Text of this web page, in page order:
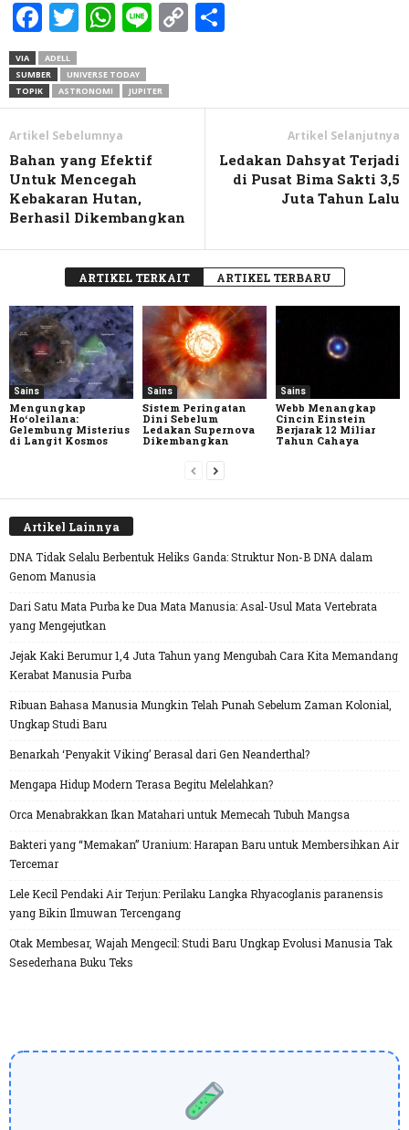
Facebook
Twitter
WhatsApp
LineCopy
VIA
ADELL
SUMBER
UNIVERSE TODAY
TOPIK
ASTRONOMI JUPITER
Artikel Sebelumnya
Bahan yang Efektif
Untuk Mencegah
Kebakaran Hutan,
Berhasil Dikembangkan
Artikel Selanjutnya
Ledakan Dahsyat Terjadi
di Pusat Bima Sakti 3,5
Juta Tahun Lalu
ARTIKEL TERKAIT ARTIKEL TERBARU
Sains
Mengungkap
Hoʻoleilana:
Gelembung Misterius
di Langit Kosmos
Sains
Sistem Peringatan
Dini Sebelum
Ledakan Supernova
Dikembangkan
Sains
Webb Menangkap
Cincin Einstein
Berjarak 12 Miliar
Tahun Cahaya
Artikel Lainnya
DNA Tidak Selalu Berbentuk Heliks Ganda: Struktur Non-B DNA dalam
Genom Manusia
Dari Satu Mata Purba ke Dua Mata Manusia: Asal-Usul Mata Vertebrata
yang Mengejutkan
Jejak Kaki Berumur 1,4 Juta Tahun yang Mengubah Cara Kita Memandang
Kerabat Manusia Purba
Ribuan Bahasa Manusia Mungkin Telah Punah Sebelum Zaman Kolonial,
Ungkap Studi Baru
Benarkah ‘Penyakit Viking’ Berasal dari Gen Neanderthal?
Mengapa Hidup Modern Terasa Begitu Melelahkan?
Orca Menabrakkan Ikan Matahari untuk Memecah Tubuh Mangsa
Bakteri yang “Memakan” Uranium: Harapan Baru untuk Membersihkan Air
Tercemar
Lele Kecil Pendaki Air Terjun: Perilaku Langka Rhyacoglanis paranensis
yang Bikin Ilmuwan Tercengang
Otak Membesar, Wajah Mengecil: Studi Baru Ungkap Evolusi Manusia Tak
Sesederhana Buku Teks